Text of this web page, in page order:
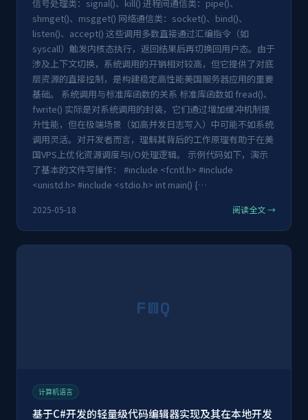
信号处理类：signal()、kill() 进程间通信类：pipe()、
shmget()、msgget() 网络通信类：socket()、bind()、
listen()、accept() 这些调用多数直接通过汇编指令（如
syscall）触发内核态执行，返回结果后再切换回用户态。由于
涉及上下文切换，系统调用的开销相对较高，但它提供了对底
层资源的直接控制，是构建稳定高性能美国服务器应用的重要
基础。 系统调用与标准库函数的关系 标准库函数如 fread()、
fwrite() 实际是对系统调用的封装，它们通过增加缓冲机制提
升性能，但在极端场景（如高并发日志写入）中可能不如系统
调用灵活。对开发者而言，理解其背后的工作原理有助于在美
国VPS上优化资源调度与I/O处理逻辑。 示例代码如下，演示
了基本的文件写操作： #include <fcntl.h> #include
<unistd.h> #include <stdio.h> int main() {…
2025-05-18 阅读全文 →
FWQ
计算机语言
基于C#开发的轻量级代码编辑器实现及其在本地开发